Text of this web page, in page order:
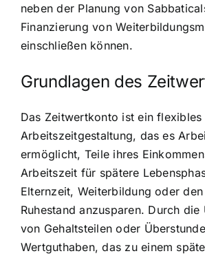
neben der Planung von
Finanzierung von
einschließen können.
Grundlagen des
Das Zeitwertkonto ist ein flexibles
Arbeitszeitgestaltung, das es
ermöglicht, Teile ihres
Arbeitszeit für spätere
Elternzeit, Weiterbildung oder
Ruhestand anzusparen. Durch die
von Gehaltsteilen oder
Wertguthaben, das zu einem